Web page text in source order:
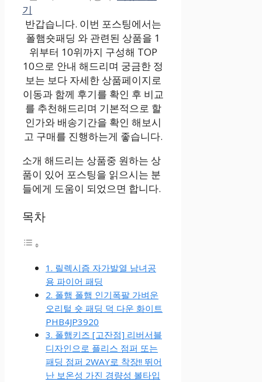
기
반갑습니다. 이번 포스팅에서는
폴햄숏패딩 와 관련된 상품을 1
위부터 10위까지 구성해 TOP
10으로 안내 해드리며 궁금한 정
보는 보다 자세한 상품페이지로
이동과 함께 후기를 확인 후 비교
를 추천해드리며 기본적으로 할
인가와 배송기간을 확인 해보시
고 구매를 진행하는게 좋습니다.
소개 해드리는 상품중 원하는 상
품이 있어 포스팅을 읽으시는 분
들에게 도움이 되었으면 합니다.
목차
1. 릴렉시즘 자가발열 남녀공
용 파이어 패딩
2. 폴햄 폴햄 인기폭팔 가벼운
오리털 숏 패딩 덕 다운 화이트
PHB4JP3920
3. 폴햄키즈 [고잔점] 리버서블
디자인으로 플리스 점퍼 또는
패딩 점퍼 2WAY로 착장!! 뛰어
난 보온성 가진 경량성 볼타입